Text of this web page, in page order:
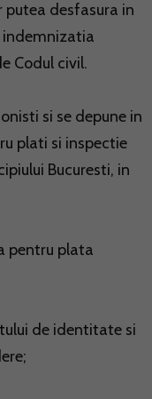
desfasura in
indemnizatia
Codul civil.
si se depune in
plati si inspectie
Bucuresti, in
pentru plata
de identitate si